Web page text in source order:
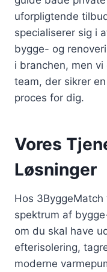
uforpligtende
specialiserer sig i
bygge- og
i branchen, men
team, der sikrer
proces for dig.
Vores
Løsninger
Hos
spektrum af
om du skal have
efterisolering,
moderne